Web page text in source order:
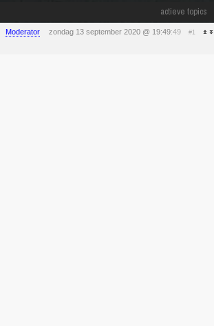
actieve topics
Moderator zondag 13 september 2020 @ 19:49:49 #1